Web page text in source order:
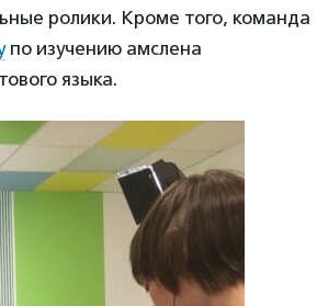
ролики. Кроме того, команда
по изучению амслена
языка.